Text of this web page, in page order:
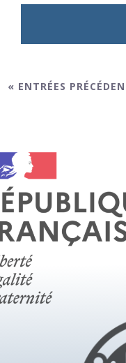
« ENTRÉES